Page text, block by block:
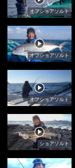
オフショアソルト
オフショアソルト
オフショアソルト
ショアソルト